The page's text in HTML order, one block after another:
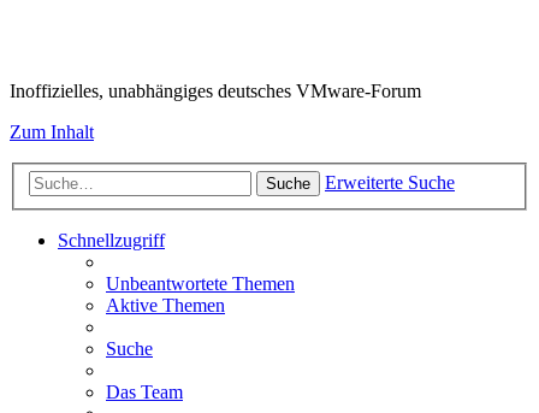
Inoffizielles, unabhängiges deutsches VMware-Forum
Zum Inhalt
Suche Erweiterte Suche
Schnellzugriff
Unbeantwortete Themen
Aktive Themen
Suche
Das Team